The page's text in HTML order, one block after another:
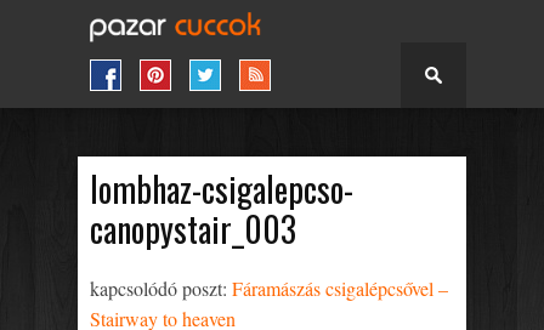
lombhaz-csigalepcso-
canopystair_003
kapcsolódó poszt: Fáramászás csigalépcsővel –
Stairway to heaven